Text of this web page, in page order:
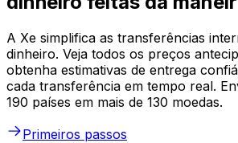
A Xe simplifica as transferências
dinheiro. Veja todos os preços
obtenha estimativas de entrega
cada transferência em tempo real.
190 países em mais de 130 moedas.
Primeiros passos